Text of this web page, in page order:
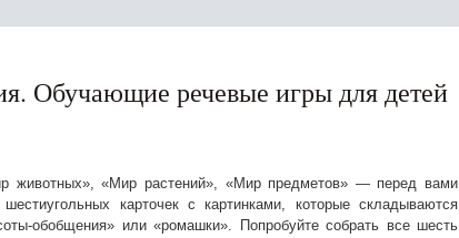
Обучающие речевые игры для детей
животных», «Мир растений», «Мир предметов» — перед вами
шестиугольных карточек с картинками, которые складываются
обобщения» или «ромашки». Попробуйте собрать все шесть